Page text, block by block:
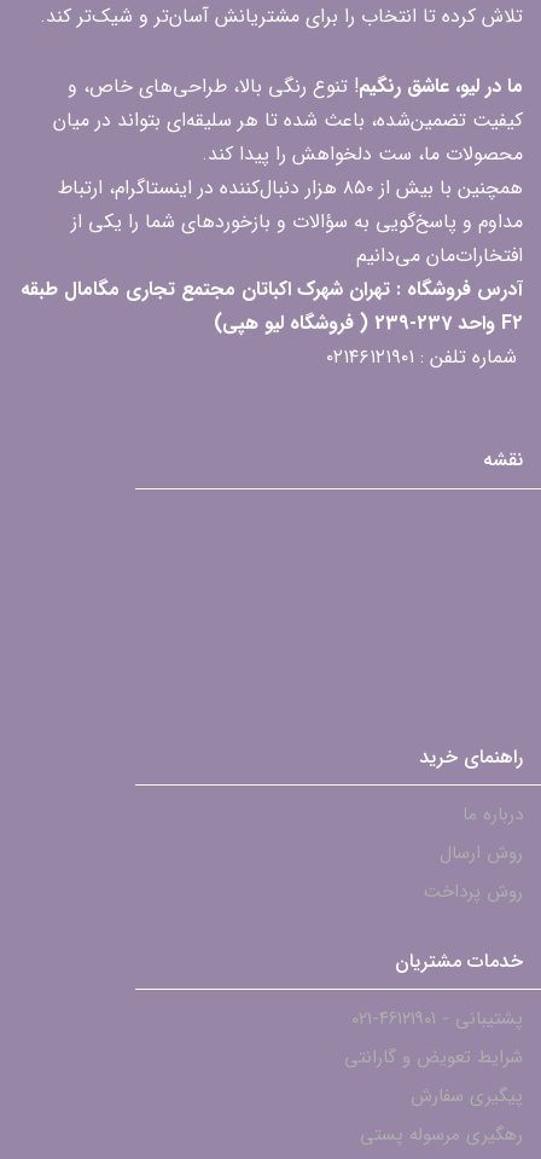
تلاش کرده تا انتخاب را برای مشتریانش آسان‌تر و شیک‌تر کند.
ما در لیو، عاشق رنگیم! تنوع رنگی بالا، طراحی‌های خاص، و
کیفیت تضمین‌شده، باعث شده تا هر سلیقه‌ای بتواند در میان
محصولات ما، ست دلخواهش را پیدا کند.
همچنین با بیش از ۸۵۰ هزار دنبال‌کننده در اینستاگرام، ارتباط
مداوم و پاسخ‌گویی به سؤالات و بازخوردهای شما را یکی از
افتخارات‌مان می‌دانیم
آدرس فروشگاه : تهران شهرک اکباتان مجتمع تجاری مگامال طبقه
F2 واحد 237-239 ( فروشگاه لیو هپی)
شماره تلفن : ۰۲۱۴۶۱۲۱۹۰۱
نقشه
راهنمای خرید
درباره ما
روش ارسال
روش پرداخت
خدمات مشتریان
پشتیبانی - ۴۶۱۲۱۹۰۱-021
شرایط تعویض و گارانتی
پیگیری سفارش
رهگیری مرسوله پستی